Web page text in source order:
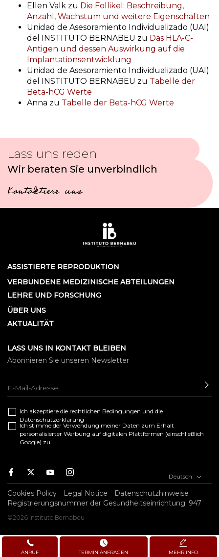
Ellen Valk zu Die Follikel: Beschreibung,
Anzahl, Wachstum und weitere Eigenschaften
Unidad de Asesoramiento Individualizado (UAI)
del INSTITUTO BERNABEU zu Das HLA-C-
Antigen und dessen Auswirkung auf die
Implantationsentwicklung
Unidad de Asesoramiento Individualizado (UAI)
del INSTITUTO BERNABEU zu Tabelle der
Beta-hCG Werte
Anna zu Tabelle der Beta-hCG Werte
Lass uns reden
Wir beraten Sie unverbindlich
Kontaktiere uns
ASSISTIERTE REPRODUKTION
VERBUNDENE MEDIZINISCHE ABTEILUNGEN
LEHRE UND FORSCHUNG
ÜBER UNS
AKTUALITÄT
LASS UNS IN KONTAKT BLEIBEN
Abonnieren Sie unseren Newsletter
Ich akzeptiere die rechtlichen Bedingungen und die
Datenschutzerklärung
Ich stimme der Verwendung meiner Daten zum Erhalt
personalisierter Werbung auf digitalen Plattformen (einschließlich
Google) zu.
a
c
e
o
w
t
e
Y
o
u
t
b
I
n
s
t
g
m
Deutsch
Cookies Policy Legal Notice
Datenschutzhinweise
Registrierungsnummer der Gesundheitseinrichtung: 947
©2026 Instituto Bernabeu
ANRUF TERMIN ANFRAGEN MEHR INFO